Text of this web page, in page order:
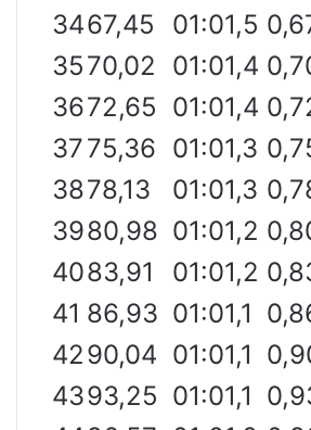
3467,45 01:01,5
3570,02 01:01,4
3672,65 01:01,4
3775,36 01:01,3
3878,13 01:01,3
3980,98 01:01,2
4083,91 01:01,2
41 86,93 01:01,1
4290,04 01:01,1
4393,25 01:01,1